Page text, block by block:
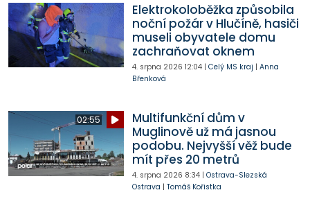
Elektrokoloběžka způsobila
noční požár v Hlučíně, hasiči
museli obyvatele domu
zachraňovat oknem
4. srpna 2026 12:04| Celý MS kraj | Anna
Břenková
02:55
Multifunkční dům v
Muglinově už má jasnou
podobu. Nejvyšší věž bude
mít přes 20 metrů
4. srpna 2026 8:34| Ostrava-Slezská
Ostrava | Tomáš Kořistka